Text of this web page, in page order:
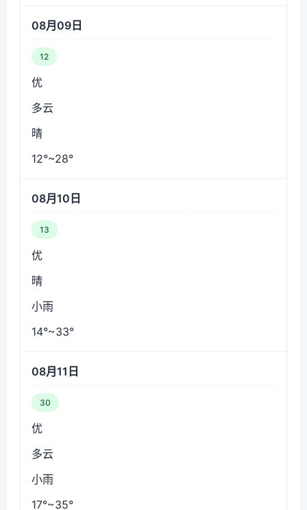
08月09日
12
优
多云
晴
12°~28°
08月10日
13
优
晴
小雨
14°~33°
08月11日
30
优
多云
小雨
17°~35°